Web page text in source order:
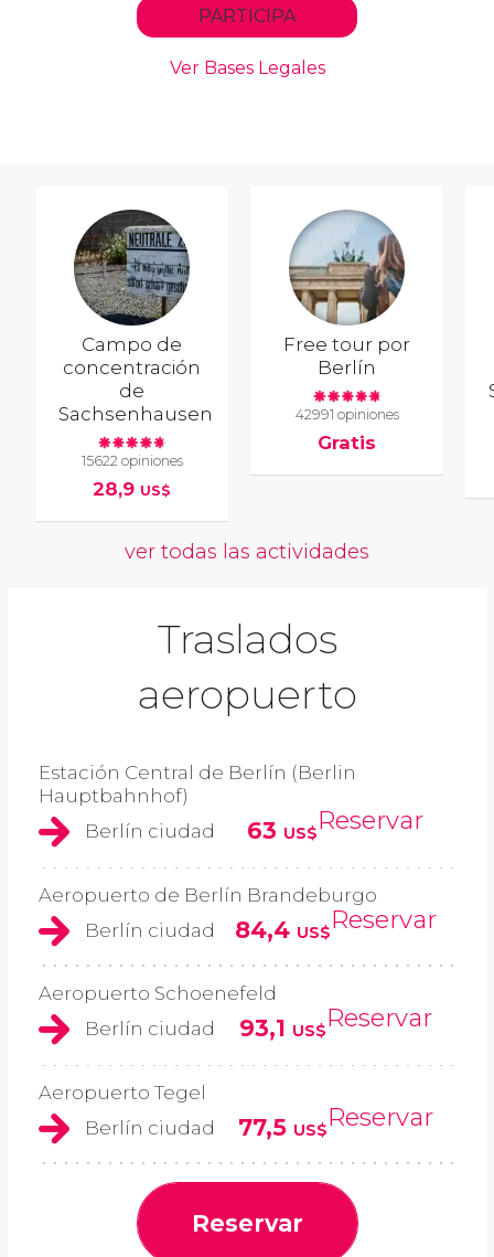
Campo de
concentración
de
Sachsenhausen
15622 opiniones
28,9 US$
Free tour por
Berlín
42991 opiniones
Gratis
ver todas las actividades
Traslados
aeropuerto
Estación Central de Berlín (Berlin
Hauptbahnhof)
Berlín ciudad
63 US$Reservar
Aeropuerto de Berlín Brandeburgo
Berlín ciudad
84,4 US$Reservar
Aeropuerto Schoenefeld
Berlín ciudad
93,1 US$Reservar
Aeropuerto Tegel
Berlín ciudad
77,5 US$Reservar
Reservar